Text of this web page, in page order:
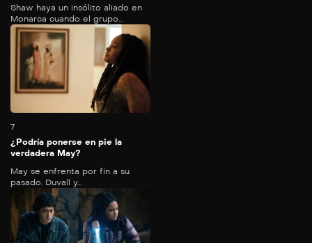
Shaw haya un insólito aliado en
Monarca cuando el grupo...
7
¿Podría ponerse en pie la
verdadera May?
May se enfrenta por fin a su
pasado. Duvall y...